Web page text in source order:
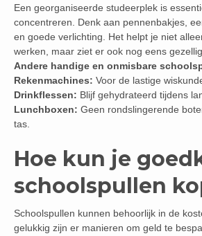
Een georganiseerde studeerplek is
concentreren. Denk aan pennenbakjes,
en goede verlichting. Het helpt je niet
werken, maar ziet er ook nog eens
Andere handige en onmisbare
Rekenmachines: Voor de lastige
Drinkflessen: Blijf gehydrateerd tijdens
Lunchboxen: Geen rondslingerende
tas.
Hoe kun je
schoolspullen
Schoolspullen kunnen behoorlijk in de
gelukkig zijn er manieren om geld te